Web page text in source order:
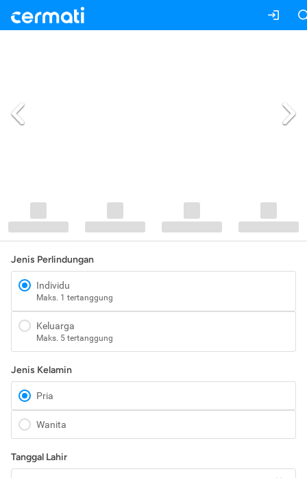
Jenis Perlindungan
Individu
Maks. 1 tertanggung
Keluarga
Maks. 5 tertanggung
Jenis Kelamin
Pria
Wanita
Tanggal Lahir